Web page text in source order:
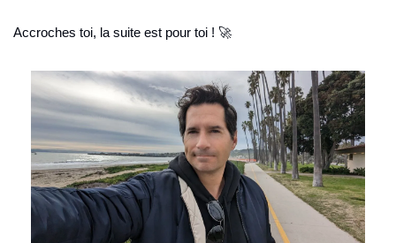
Accroches toi, la suite est pour toi ! 🚀